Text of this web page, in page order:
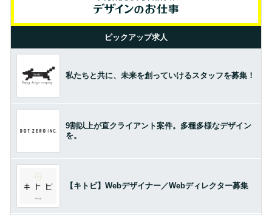
ピックアップ求人
私たちと共に、未来を創っていけるスタッフを募集！
9割以上が直クライアント案件。多種多様なデザイン
を。
【キトビ】Webデザイナー／Webディレクター募集